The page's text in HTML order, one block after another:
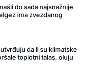
do sada najsnažnije
ima zvezdanog
da li su klimatske
toplotni talas, oluju